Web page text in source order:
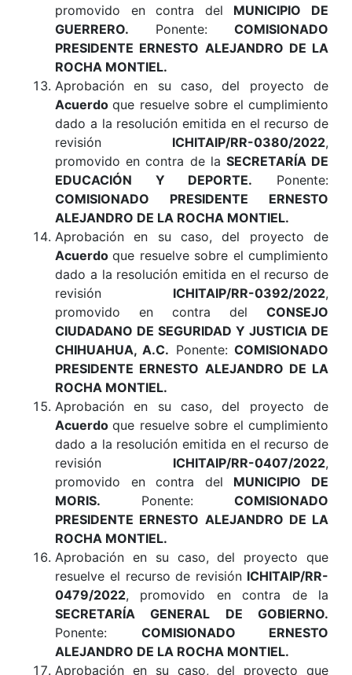
promovido en contra del MUNICIPIO DE
GUERRERO. Ponente: COMISIONADO
PRESIDENTE ERNESTO ALEJANDRO DE LA
ROCHA MONTIEL.
Aprobación en su caso, del proyecto de
Acuerdoque resuelve sobre el cumplimiento
dado a la resolución emitida en el recurso de
revisión ICHITAIP/RR-0380/2022,
promovido en contra de la SECRETARÍA DE
EDUCACIÓN Y DEPORTE. Ponente:
COMISIONADO PRESIDENTE ERNESTO
ALEJANDRO DE LA ROCHA MONTIEL.
Aprobación en su caso, del proyecto de
Acuerdoque resuelve sobre el cumplimiento
dado a la resolución emitida en el recurso de
revisión ICHITAIP/RR-0392/2022,
promovido en contra del CONSEJO
CIUDADANO DE SEGURIDAD Y JUSTICIA DE
CHIHUAHUA, A.C. Ponente:COMISIONADO
PRESIDENTE ERNESTO ALEJANDRO DE LA
ROCHA MONTIEL.
Aprobación en su caso, del proyecto de
Acuerdoque resuelve sobre el cumplimiento
dado a la resolución emitida en el recurso de
revisión ICHITAIP/RR-0407/2022,
promovido en contra del MUNICIPIO DE
MORIS. Ponente: COMISIONADO
PRESIDENTE ERNESTO ALEJANDRO DE LA
ROCHA MONTIEL.
Aprobación en su caso, del proyecto que
resuelve el recurso de revisión ICHITAIP/RR-
0479/2022, promovido en contra de la
SECRETARÍA GENERAL DE GOBIERNO.
Ponente: COMISIONADO ERNESTO
ALEJANDRO DE LA ROCHA MONTIEL.
Aprobación en su caso, del proyecto que